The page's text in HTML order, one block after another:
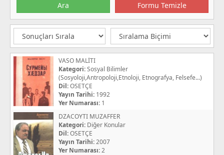
VASO MALİTI
Kategori:Sosyal Bilimler
(Sosyoloji,Antropoloji,Etnoloji, Etnografya, Felsefe...)
Dil:OSETÇE
Yayın Tarihi: 1992
Yer Numarası: 1
DZACOYTI MUZAFFER
Kategori: Diğer Konular
Dil:OSETÇE
Yayın Tarihi:2007
Yer Numarası:2